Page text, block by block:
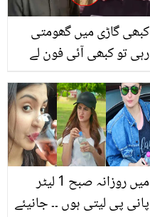
کبھی گاڑی میں گھومتی
رہی تو کبھی آئی فون لے
میں قصور کس کا؟ نئے
انکشافات
میں روزانہ صبح 1 لیٹر
پانی پی لیتی ہوں ۔۔ جانیئے